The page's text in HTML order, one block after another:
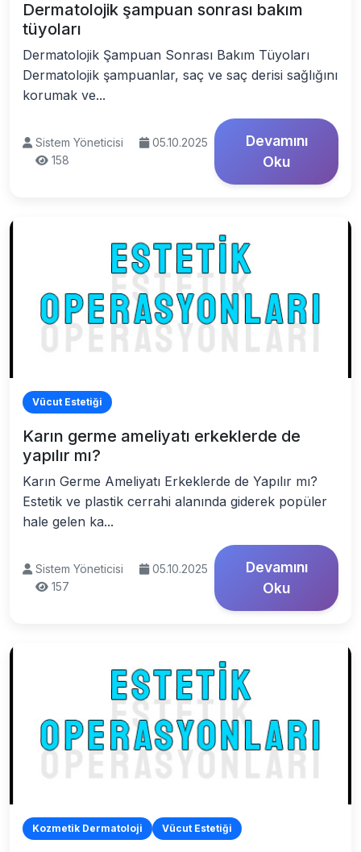
Dermatolojik şampuan sonrası bakım
tüyoları
Dermatolojik Şampuan Sonrası Bakım Tüyoları
Dermatolojik şampuanlar, saç ve saç derisi sağlığını
korumak ve...
Sistem Yöneticisi
05.10.2025
158
Devamını
Oku
Vücut Estetiği
Karın germe ameliyatı erkeklerde de
yapılır mı?
Karın Germe Ameliyatı Erkeklerde de Yapılır mı?
Estetik ve plastik cerrahi alanında giderek popüler
hale gelen ka...
Sistem Yöneticisi
05.10.2025
157
Devamını
Oku
Kozmetik Dermatoloji Vücut Estetiği